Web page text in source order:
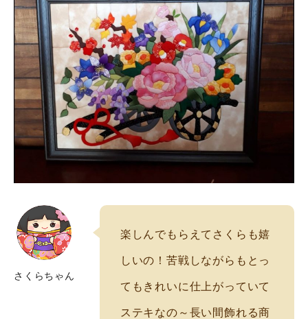
お問い合わせ
法人の方へ
コーポレートサイト
実店舗案内
さくらちゃん
楽しんでもらえてさくらも嬉
しいの！苦戦しながらもとっ
てもきれいに仕上がっていて
ステキなの～長い間飾れる商